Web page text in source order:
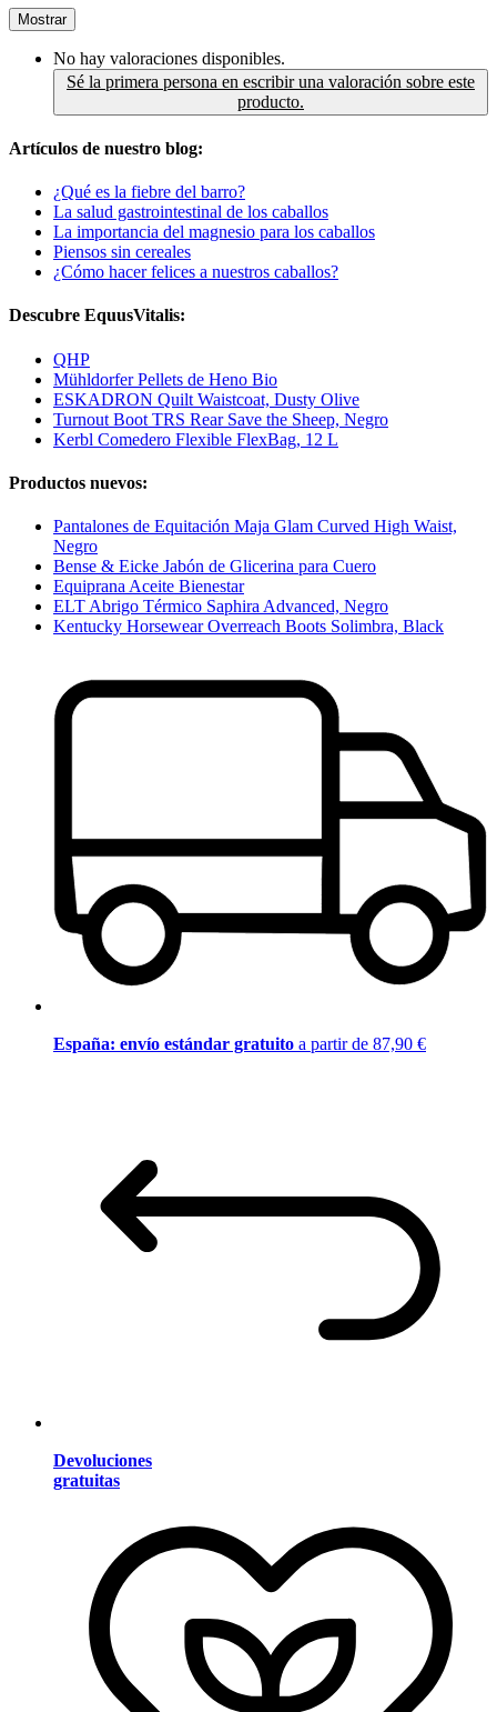
Mostrar
No hay valoraciones disponibles.
Sé la primera persona en escribir una valoración sobre este
producto.
Artículos de nuestro blog:
¿Qué es la fiebre del barro?
La salud gastrointestinal de los caballos
La importancia del magnesio para los caballos
Piensos sin cereales
¿Cómo hacer felices a nuestros caballos?
Descubre EquusVitalis:
QHP
Mühldorfer Pellets de Heno Bio
ESKADRON Quilt Waistcoat, Dusty Olive
Turnout Boot TRS Rear Save the Sheep, Negro
Kerbl Comedero Flexible FlexBag, 12 L
Productos nuevos:
Pantalones de Equitación Maja Glam Curved High Waist,
Negro
Bense & Eicke Jabón de Glicerina para Cuero
Equiprana Aceite Bienestar
ELT Abrigo Térmico Saphira Advanced, Negro
Kentucky Horsewear Overreach Boots Solimbra, Black
España: envío estándar gratuito a partir de 87,90 €
Devoluciones
gratuitas